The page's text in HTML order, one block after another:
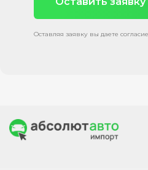
Оставляя заявку вы даете